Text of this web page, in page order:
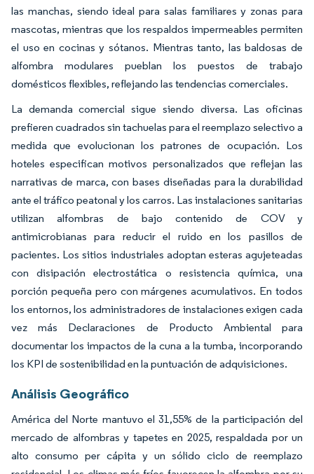
las manchas, siendo ideal para salas familiares y zonas para
mascotas, mientras que los respaldos impermeables permiten
el uso en cocinas y sótanos. Mientras tanto, las baldosas de
alfombra modulares pueblan los puestos de trabajo
domésticos flexibles, reflejando las tendencias comerciales.
La demanda comercial sigue siendo diversa. Las oficinas
prefieren cuadrados sin tachuelas para el reemplazo selectivo a
medida que evolucionan los patrones de ocupación. Los
hoteles especifican motivos personalizados que reflejan las
narrativas de marca, con bases diseñadas para la durabilidad
ante el tráfico peatonal y los carros. Las instalaciones sanitarias
utilizan alfombras de bajo contenido de COV y
antimicrobianas para reducir el ruido en los pasillos de
pacientes. Los sitios industriales adoptan esteras agujeteadas
con disipación electrostática o resistencia química, una
porción pequeña pero con márgenes acumulativos. En todos
los entornos, los administradores de instalaciones exigen cada
vez más Declaraciones de Producto Ambiental para
documentar los impactos de la cuna a la tumba, incorporando
los KPI de sostenibilidad en la puntuación de adquisiciones.
Análisis Geográfico
América del Norte mantuvo el 31,55% de la participación del
mercado de alfombras y tapetes en 2025, respaldada por un
alto consumo per cápita y un sólido ciclo de reemplazo